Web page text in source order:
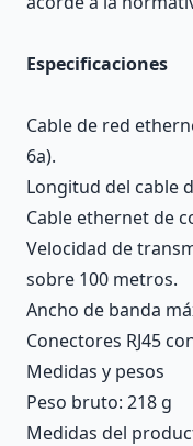
Especificaciones
Cable de red
6a).
Longitud del cable
Cable ethernet de
Velocidad de
sobre 100 metros.
Ancho de banda
Conectores RJ45
Medidas y pesos
Peso bruto: 218 g
Medidas del